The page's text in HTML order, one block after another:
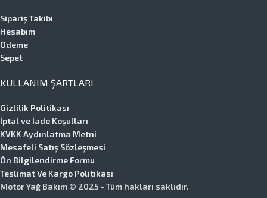
Sipariş Takibi
Hesabım
Ödeme
Sepet
KULLANIM ŞARTLARI
Gizlilik Politikası
İptal ve İade Koşulları
KVKK Aydınlatma Metni
Mesafeli Satış Sözleşmesi
Ön Bilgilendirme Formu
Teslimat Ve Kargo Politikası
Motor Yağ Bakım © 2025 - Tüm hakları saklıdır.